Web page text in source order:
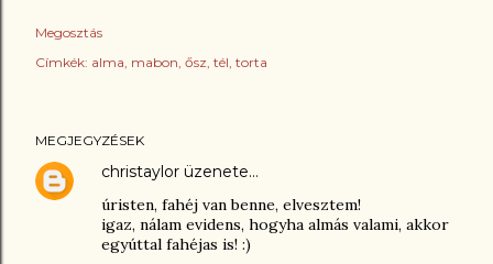
Megosztás
Címkék: alma mabon ősz tél torta
MEGJEGYZÉSEK
christaylor üzenete…
úristen, fahéj van benne, elvesztem!
igaz, nálam evidens, hogyha almás valami, akkor
egyúttal fahéjas is! :)